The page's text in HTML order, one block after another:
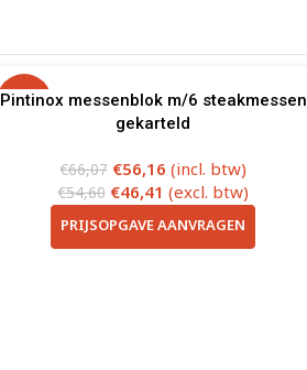
-15%
Pintinox messenblok m/6 steakmessen
gekarteld
€66,07 €56,16 (incl. btw)
€54,60 €46,41 (excl. btw)
PRIJSOPGAVE AANVRAGEN